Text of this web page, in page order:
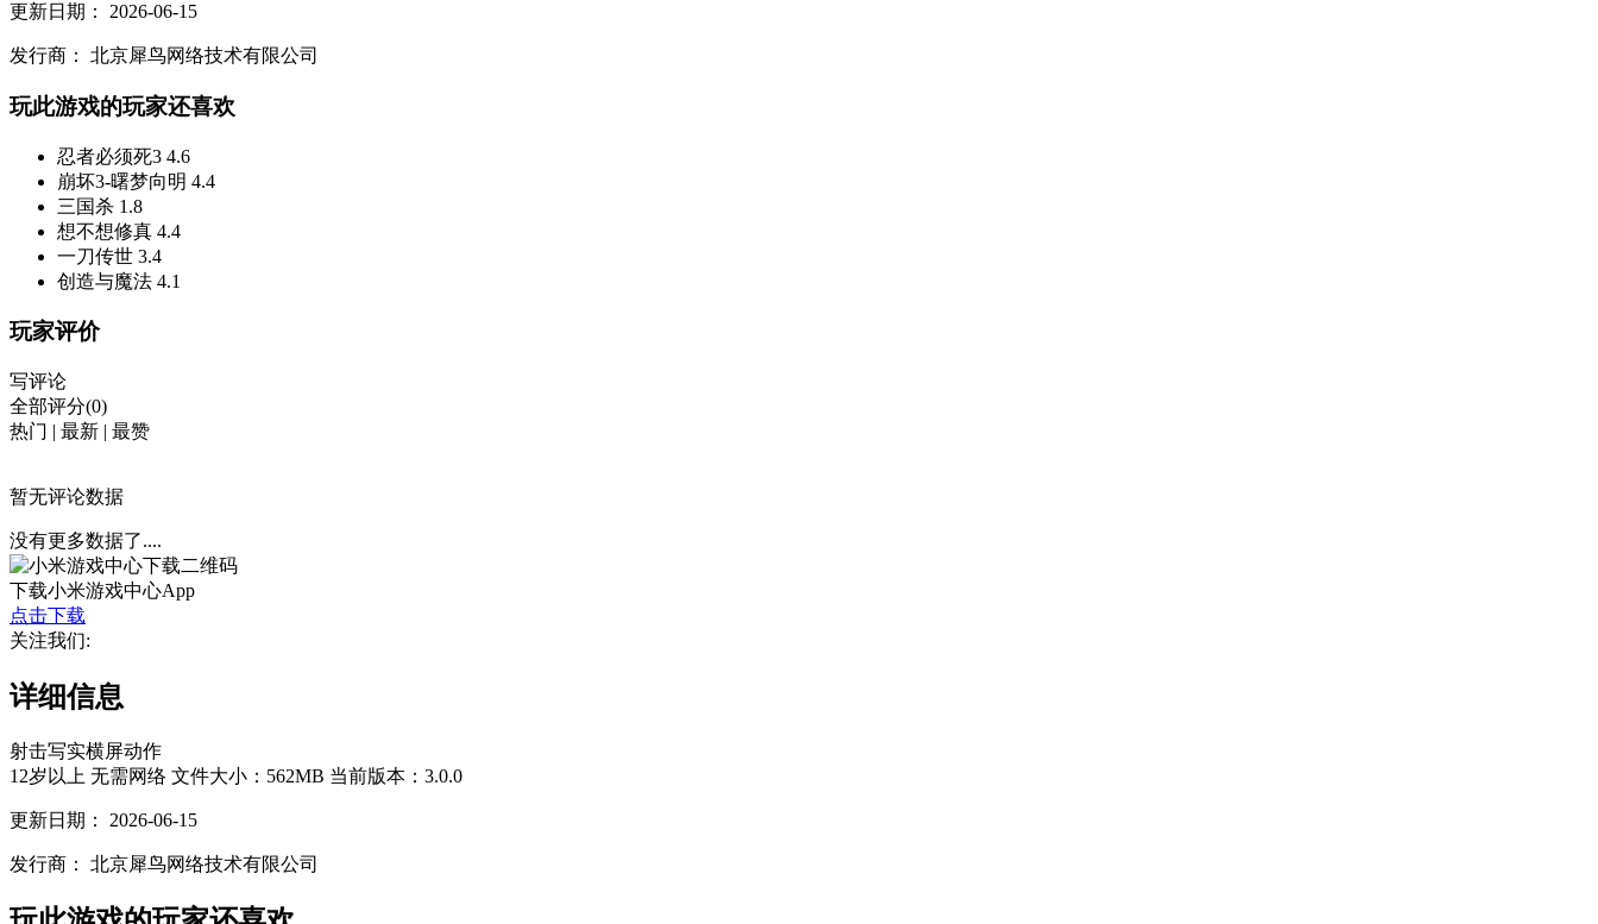
更新日期： 2026-06-15
发行商： 北京犀鸟网络技术有限公司
玩此游戏的玩家还喜欢
忍者必须死3 4.6
崩坏3-曙梦向明 4.4
三国杀 1.8
想不想修真 4.4
一刀传世 3.4
创造与魔法 4.1
玩家评价
写评论
全部评分(0)
热门 | 最新 | 最赞
暂无评论数据
没有更多数据了....
下载小米游戏中心App
点击下载
关注我们:
详细信息
射击写实横屏动作
12岁以上 无需网络 文件大小：562MB 当前版本：3.0.0
更新日期： 2026-06-15
发行商： 北京犀鸟网络技术有限公司